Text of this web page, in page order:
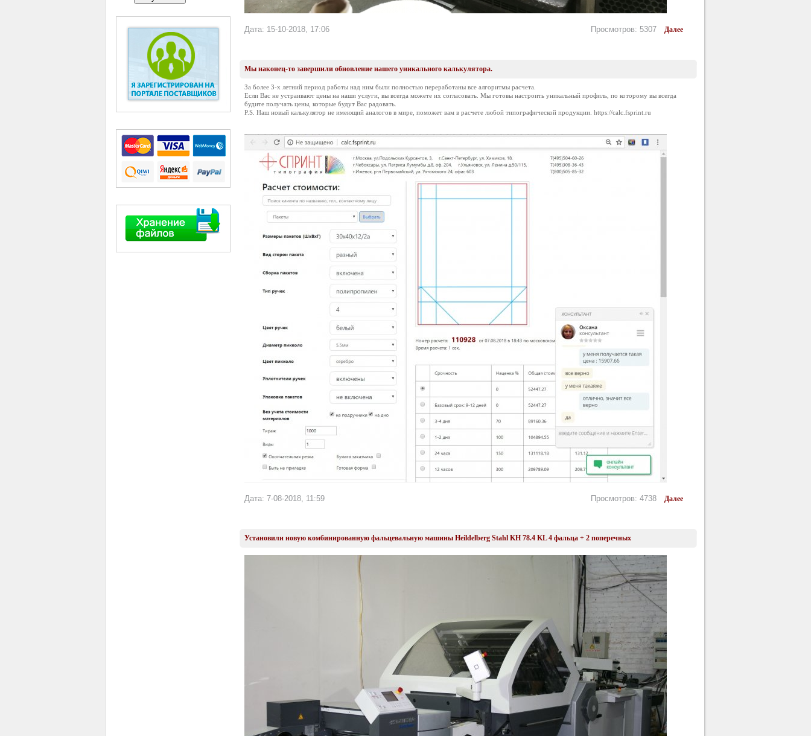
Дата: 15-10-2018, 17:06 Просмотров: 5307 Далее
Мы наконец-то завершили обновление нашего уникального калькулятора.
За более 3-х летний период работы над ним были полностью переработаны все алгоритмы расчета.
Если Вас не устраивают цены на наши услуги, вы всегда можете их согласовать. Мы готовы настроить уникальный профиль, по которому вы всегда
будите получать цены, которые будут Вас радовать.
P.S. Наш новый калькулятор не имеющий аналогов в мире, поможет вам в расчете любой типографической продукции. https://calc.fsprint.ru
Дата: 7-08-2018, 11:59 Просмотров: 4738 Далее
Установили новую комбинированную фальцевальную машины Heildelberg Stahl KH 78.4 KL 4 фальца + 2 поперечных